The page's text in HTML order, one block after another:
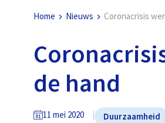
Home Nieuws Coronacrisis
de hand
11 mei 2020 Duurzaamheid